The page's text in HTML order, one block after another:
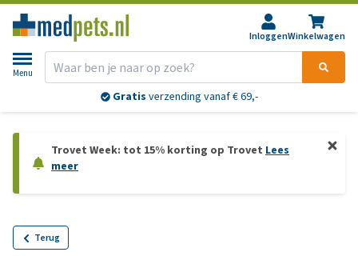
InloggenWinkelwagen
Menu
Gratis verzending vanaf € 69,-
Trovet Week: tot 15% korting op Trovet Lees
meer
Terug